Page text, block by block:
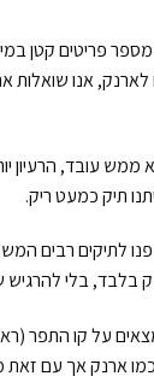
פריטים קטן
אנו שואלות
עובד, הרעיון
תיק כמעט ריק.
לתיקים רבים
בלבד, בלי
על קו התפר
ארנק אך עם זאת